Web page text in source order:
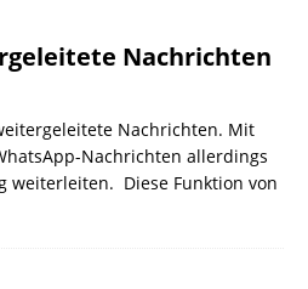
Nachrichten
Nachrichten. Mit
Nachrichten allerdings
weiterleiten. Diese Funktion von